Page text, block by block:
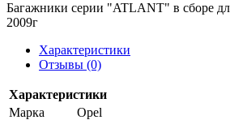
Багажники серии "ATLANT" в сборе
2009г
Характеристики
Отзывы (0)
Характеристики
Марка
Opel